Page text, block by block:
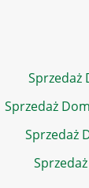
Sprzedaż
Sprzedaż
Sprzedaż